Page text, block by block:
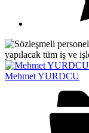
Mehmet YURDCU